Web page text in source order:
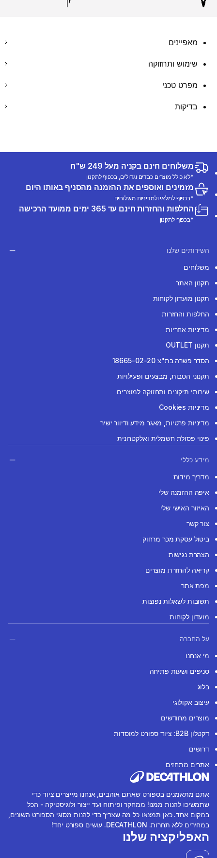
מאפיינים
שימוש ותחזוקה
מפרט טכני
בדיקות
משלוחים חינם בקניה מעל 249 ש"ח
*לא כולל מוצרים כבדים וגדולים, בכפוף לתקנון
מזמינים ואוספים את ההזמנה מהסניף באותו היום
*בכפוף למלאי ולמדיניות משלוחים
החלפות והחזרות חינם עד 365 ימים ממועד הרכישה
*בכפוף לתקנון
השירותים שלנו
משלוחים
תקנון האתר
תקנון מועדון לקוחות
החלפות והחזרות
מדיניות אחריות
תקנון OUTLET
הסדר פשרה בת"צ 18665-02-20
תקנוני הטבות, מבצעים ופעילויות
שירותי תיקונים ותחזוקה למוצרים
מדיניות Cookies
מדיניות פרטיות, מאגר מידע ודיוור ישיר
פינוי פסולת חשמלית ואלקטרונית
מידע כללי
מדריך מידות
איפה ההזמנה שלי
האיזור האישי שלי
צור קשר
ביטול עסקת מכר מרחוק
הצהרת נגישות
קריאה להחזרת מוצרים
מפת אתר
תשובות לשאלות נפוצות
מועדון לקוחות
על החברה
מי אנחנו
סניפים ושעות פתיחה
בלוג
עיצוב אקולוגי
מוצרים מחודשים
דקטלון B2B: ציוד ספורט למוסדות
דרושים
אתרים מתחזים
אתם מתאמנים בספורט שאתם אוהבים, אנחנו מייצרים ציוד כדי
שתמשיכו להנות ממנו! ממחקר ופיתוח ועד ייצור ולוגיסטיקה - הכל
במקום אחד. כאן תמצאו כל מה שצריך כדי להנות מסוגי הספורט השונים,
במחירים ללא תחרות. DECATHLON. עושים ספורט יחד!
האפליקציה שלנו